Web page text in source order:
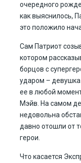
очередного
как выяснилось,
это положило
Сам Патриот
котором
борцов с
ударом –
ее в любой
Мэйв. На самом
недовольна
давно отошли от
герои.
Что касается